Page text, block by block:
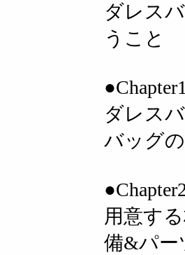
ダレス
うこと
ダレス
バッグ
用意す
備&パー